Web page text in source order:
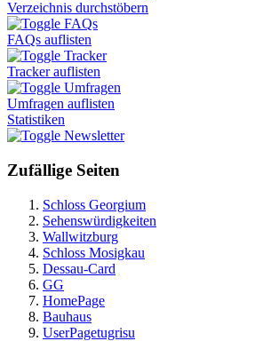
Verzeichnis durchstöbern
FAQs
FAQs auflisten
Tracker
Tracker auflisten
Umfragen
Umfragen auflisten
Statistiken
Newsletter
Zufällige Seiten
Schloss Georgium
Sehenswürdigkeiten
Wallwitzburg
Schloss Mosigkau
Dessau-Card
GG
HomePage
Bauhaus
UserPagetugrisu